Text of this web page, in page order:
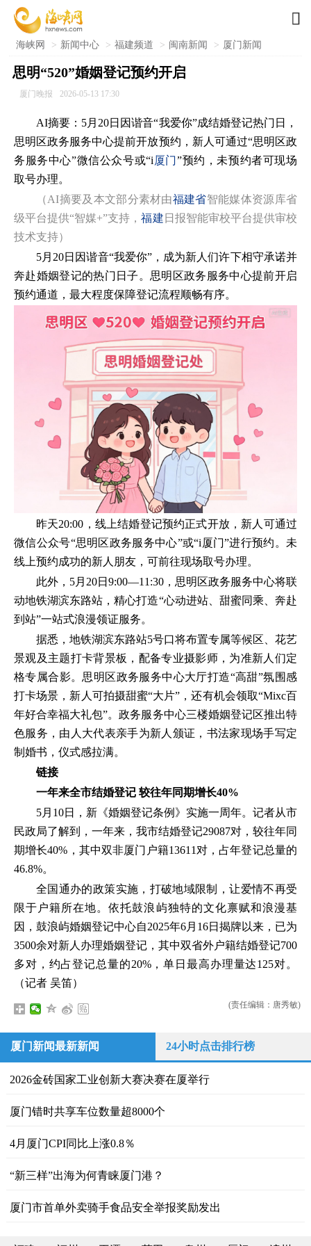

海峡网 > 新闻中心 > 福建频道 > 闽南新闻 > 厦门新闻
思明“520”婚姻登记预约开启
厦门晚报 2026-05-13 17:30
AI摘要：5月20日因谐音“我爱你”成结婚登记热门日，
思明区政务服务中心提前开放预约，新人可通过“思明区政
务服务中心”微信公众号或“i 厦门”预约，未预约者可现场
取号办理。
（AI摘要及本文部分素材由福建省智能媒体资源库省
级平台提供“智媒+”支持，福建 日报智能审校平台提供审校
技术支持）
5月20日因谐音“我爱你”，成为新人们许下相守承诺并
奔赴婚姻登记的热门日子。思明区政务服务中心提前开启
预约通道，最大程度保障登记流程顺畅有序。
昨天20:00，线上结婚登记预约正式开放，新人可通过
微信公众号“思明区政务服务中心”或“i厦门”进行预约。未
线上预约成功的新人朋友，可前往现场取号办理。
此外，5月20日9:00—11:30，思明区政务服务中心将联
动地铁湖滨东路站，精心打造“心动进站、甜蜜同乘、奔赴
到站”一站式浪漫领证服务。
据悉，地铁湖滨东路站5号口将布置专属等候区、花艺
景观及主题打卡背景板，配备专业摄影师，为准新人们定
格专属合影。思明区政务服务中心大厅打造“高甜”氛围感
打卡场景，新人可拍摄甜蜜“大片”，还有机会领取“Mixc百
年好合幸福大礼包”。政务服务中心三楼婚姻登记区推出特
色服务，由人大代表亲手为新人颁证，书法家现场手写定
制婚书，仪式感拉满。
链接
一年来全市结婚登记 较往年同期增长40%
5月10日，新《婚姻登记条例》实施一周年。记者从市
民政局了解到，一年来，我市结婚登记29087对，较往年同
期增长40%，其中双非厦门户籍13611对，占年登记总量的
46.8%。
全国通办的政策实施，打破地域限制，让爱情不再受
限于户籍所在地。依托鼓浪屿独特的文化禀赋和浪漫基
因，鼓浪屿婚姻登记中心自2025年6月16日揭牌以来，已为
3500余对新人办理婚姻登记，其中双省外户籍结婚登记700
多对，约占登记总量的20%，单日最高办理量达125对。
（记者 吴笛）
(责任编辑：唐秀敏)
厦门新闻最新新闻 24小时点击排行榜
2026金砖国家工业创新大赛决赛在厦举行
厦门错时共享车位数量超8000个
4月厦门CPI同比上涨0.8％
“新三样”出海为何青睐厦门港？
厦门市首单外卖骑手食品安全举报奖励发出